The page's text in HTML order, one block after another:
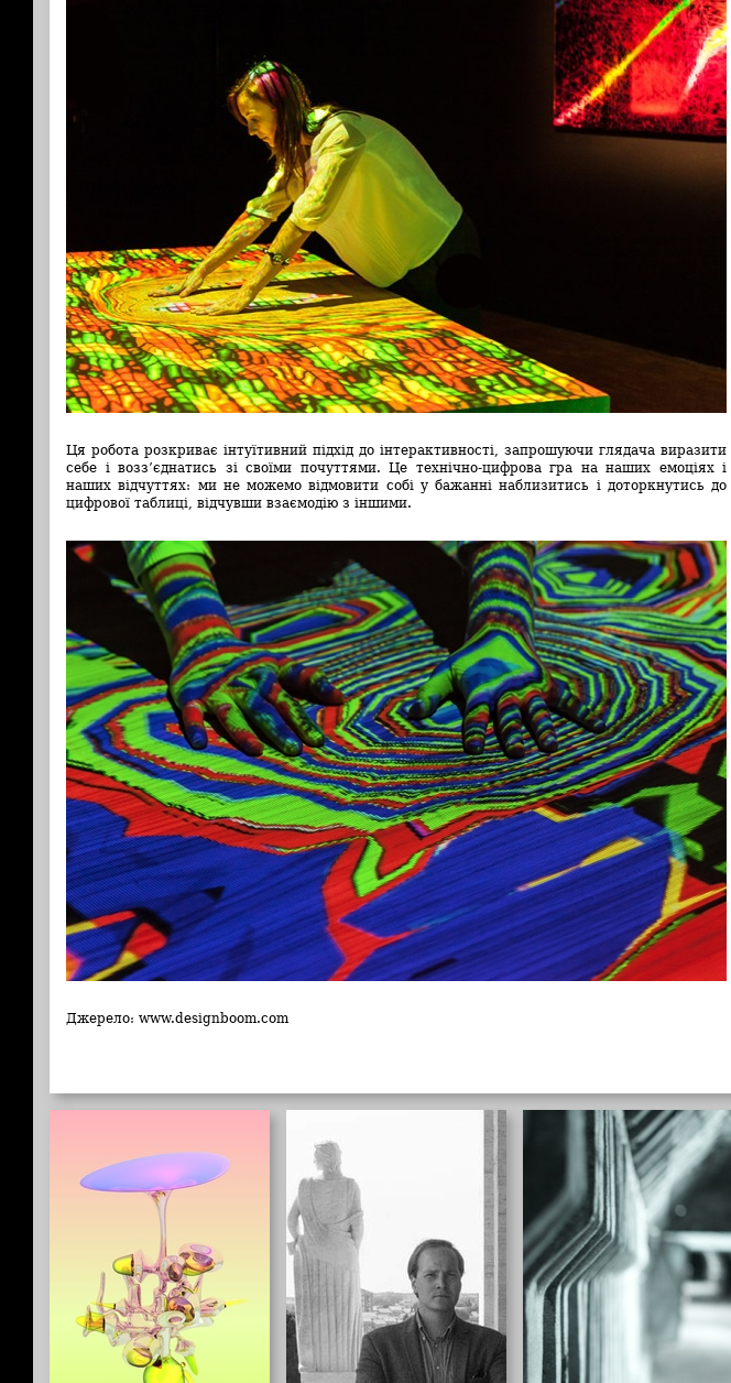
Ця робота розкриває інтуїтивний підхід до інтерактивності, запрошуючи глядача виразити
себе і возз’єднатись зі своїми почуттями. Це технічно-цифрова гра на наших емоціях і
наших відчуттях: ми не можемо відмовити собі у бажанні наблизитись і доторкнутись до
цифрової таблиці, відчувши взаємодію з іншими.
Джерело: www.designboom.com